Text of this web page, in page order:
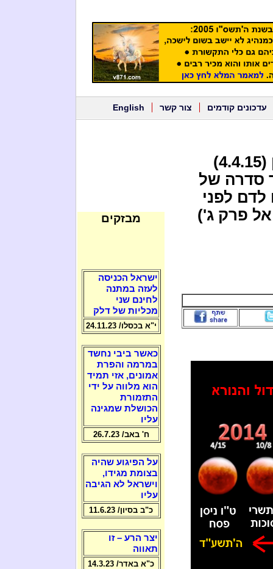
עדכונים קודמים צור קשר English
ביום הראשון של חג הפסח ט"ו ניסן (4.4.15)
סדרה של
לפני
פרק ג')
מבזקים
ישראל הכניסה
לעזה במתנה
לחינם שני
מכליות של דלק
י"א בכסלו/ 24.11.23
כאשר ביבי נחשד
במרמה והפרת
אמונים, אזי תמיד
הוא מלווה על ידי
התזמורת
הכושלת שמגינה
עליו
ח' באב/ 26.7.23
על הפיגוע שהיה
בצומת מגידו,
וישראל לא הגיבה
עליו
כ"ב בסיון/ 11.6.23
יצר הרע – זו
תאווה
כ"א באדר/ 14.3.23